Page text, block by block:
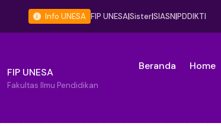
Info UNESA FIP UNESA|Sister|SIASN|PDDIKTI
FIP UNESA
Fakultas Ilmu Pendidikan
Beranda Home